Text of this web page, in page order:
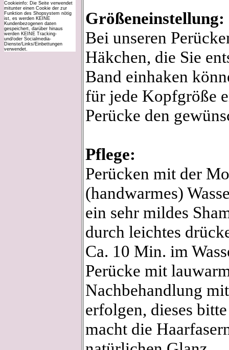
Cookieinfo: Die Seite verwendet
mitunter einen Cookie der zur
Funktion des Shopsystem nötig
ist, es werden KEINE
Kundenbezogenen daten
gespeichert, darüber hinaus
werden KEINE Tracking-
und/oder Socialmedia-
Dienste/Links/Einbettungen
verwendet.
Größeneinstellung:
Bei unseren
Häkchen, die Sie
Band einhaken
für jede Kopfgröße
Perücke den
Pflege:
Perücken mit der
(handwarmes)
ein sehr mildes
durch leichtes
Ca. 10 Min. im
Perücke mit
Nachbehandlung
erfolgen, dieses
macht die